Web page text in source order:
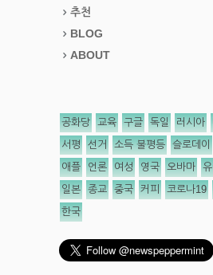
추천
BLOG
ABOUT
공화당 교육 구글 독일 러시아
서평 선거 소득 불평등 슬로데이
애플 언론 여성 영국 오바마
일본 종교 중국 커피 코로나19
한국